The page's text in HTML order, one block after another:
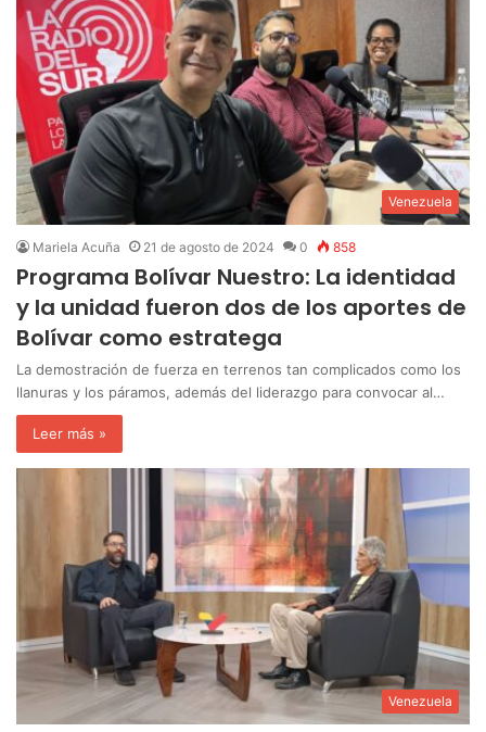
Venezuela
Mariela Acuña 21 de agosto de 2024 0 858
Programa Bolívar Nuestro: La identidad
y la unidad fueron dos de los aportes de
Bolívar como estratega
La demostración de fuerza en terrenos tan complicados como los
llanuras y los páramos, además del liderazgo para convocar al…
Leer más »
Venezuela